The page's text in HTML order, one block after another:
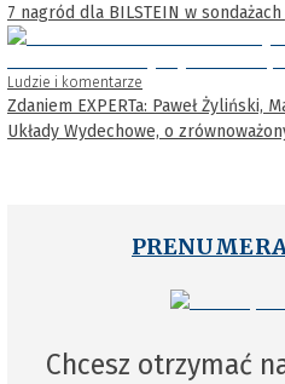
7 nagród dla BILSTEIN w
Ludzie i komentarze
Zdaniem EXPERTa: Paweł Żyliński,
Układy Wydechowe, o
Chcesz otrzymać